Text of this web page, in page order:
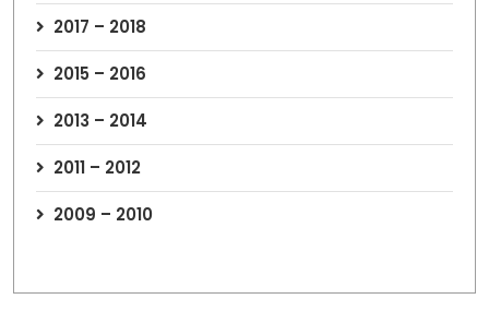
2017 – 2018
2015 – 2016
2013 – 2014
2011 – 2012
2009 – 2010